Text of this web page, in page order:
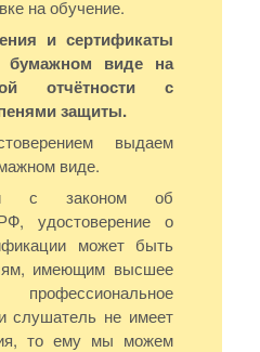
на обучение.
и сертификаты
виде на
отчётности с
защиты.
выдаем
виде.
с законом об
удостоверение о
может быть
имеющим высшее
слушатель не имеет
то ему мы можем